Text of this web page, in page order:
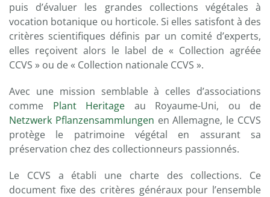
puis d’évaluer les grandes collections végétales à
vocation botanique ou horticole. Si elles satisfont à des
critères scientifiques définis par un comité d’experts,
elles reçoivent alors le label de « Collection agréée
CCVS » ou de « Collection nationale CCVS ».
Avec une mission semblable à celles d’associations
comme Plant Heritage au Royaume-Uni, ou de
Netzwerk Pflanzensammlungen en Allemagne, le CCVS
protège le patrimoine végétal en assurant sa
préservation chez des collectionneurs passionnés.
Le CCVS a établi une charte des collections. Ce
document fixe des critères généraux pour l’ensemble